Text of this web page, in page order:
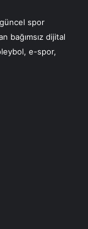
spor
bağımsız dijital
e-spor,